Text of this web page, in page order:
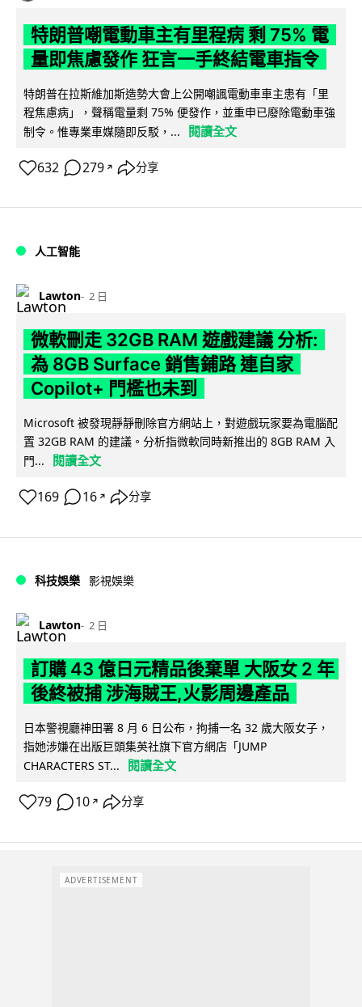
特朗普嘲電動車主有里程病 剩 75% 電
量即焦慮發作 狂言一手終結電車指令
特朗普在拉斯維加斯造勢大會上公開嘲諷電動車車主患有「里
程焦慮病」，聲稱電量剩 75% 便發作，並重申已廢除電動車強
制令。惟專業車媒隨即反駁，...
閱讀全文
632 279 ↗ 分享
人工智能
Lawton 2 日
微軟刪走 32GB RAM 遊戲建議 分析:
為 8GB Surface 銷售鋪路 連自家
Copilot+ 門檻也未到
Microsoft 被發現靜靜刪除官方網站上，對遊戲玩家要為電腦配
置 32GB RAM 的建議。分析指微軟同時新推出的 8GB RAM 入
門...
閱讀全文
169 16 ↗ 分享
科技娛樂 影視娛樂
Lawton 2 日
訂購 43 億日元精品後棄單 大阪女 2 年
後終被捕 涉海賊王,火影周邊產品
日本警視廳神田署 8 月 6 日公布，拘捕一名 32 歲大阪女子，
指她涉嫌在出版巨頭集英社旗下官方網店「JUMP
CHARACTERS ST...
閱讀全文
79 10 ↗ 分享
ADVERTISEMENT